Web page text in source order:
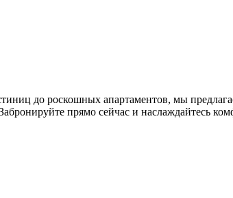
до роскошных апартаментов, мы
прямо сейчас и наслаждайтесь